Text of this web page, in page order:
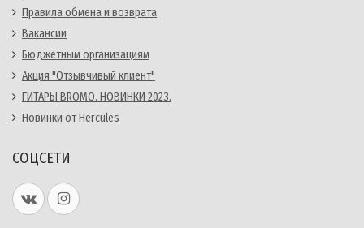
Правила обмена и возврата
Вакансии
Бюджетным организациям
Акция "Отзывчивый клиент"
ГИТАРЫ BROMO. НОВИНКИ 2023.
Новинки от Hercules
СОЦСЕТИ